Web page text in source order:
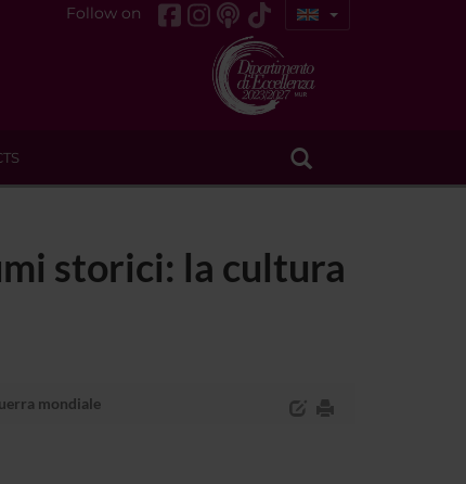
Follow on
storici: la cultura
mondiale